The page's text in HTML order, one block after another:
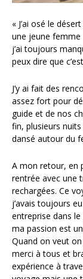
« J’ai osé le
une jeune
j’ai toujours
peux dire que
J’y ai fait des
assez fort pour
guide et de nos
fin, plusieurs
dansé autour du
A mon retour, en
rentrée avec une
rechargées. Ce
j’avais toujours
entreprise dans
ma passion est
Quand on veut
merci à tous et
expérience à